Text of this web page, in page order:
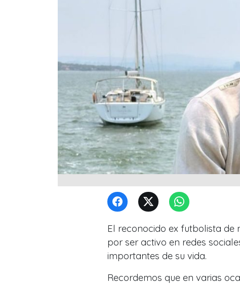
El reconocido ex futbolista de
por ser activo en redes
importantes de su vida.
Recordemos que en varias